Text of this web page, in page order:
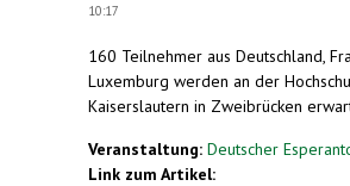
10:17
160 Teilnehmer aus Deutschland,
Luxemburg werden an der
Kaiserslautern in Zweibrücken
Veranstaltung: Deutscher
Link zum Artikel: